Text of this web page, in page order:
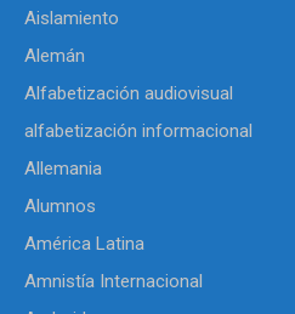
Aislamiento
Alemán
Alfabetización audiovisual
alfabetización informacional
Allemania
Alumnos
América Latina
Amnistía Internacional